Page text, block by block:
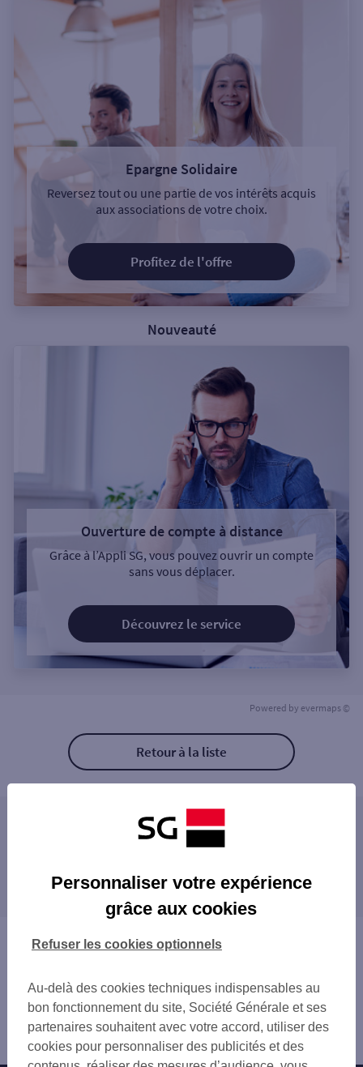
Epargne Solidaire
Reversez tout ou une partie de vos intérêts acquis
aux associations de votre choix.
Profitez de l'offre
Nouveauté
Ouverture de compte à distance
Grâce à l’Appli SG, vous pouvez ouvrir un compte
sans vous déplacer.
Découvrez le service
Powered by evermaps ©
Retour à la liste
Les distributeurs/automates à proximité
MONTPELLIER 64 AV DE TOULOUSE
MONTPELLIER SAINT DENIS
GARE MONTPELLIER ST ROCH
TMP MONTPELLIER COMEDIE
MONTPELLIER FACULTES
MONTPELLIER ESPACE PRO
MONTPELLIER PR-ARENES 2
MONTPELLIER ASSAS
proximité
MAUGUIO
Vous êtes ici : Accueil
Montpellier
Distributeur/automate MONTPELLIER MAS DREVON
Personnaliser votre expérience
grâce aux cookies
Au-delà des cookies techniques indispensables au
bon fonctionnement du site, Société Générale et ses
partenaires souhaitent avec votre accord, utiliser des
cookies pour personnaliser des publicités et des
Refuser les cookies optionnels